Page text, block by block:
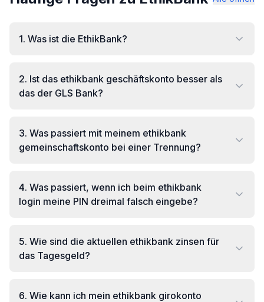
1. Was ist die EthikBank?
2. Ist das ethikbank geschäftskonto besser als
das der GLS Bank?
3. Was passiert mit meinem ethikbank
gemeinschaftskonto bei einer Trennung?
4. Was passiert, wenn ich beim ethikbank
login meine PIN dreimal falsch eingebe?
5. Wie sind die aktuellen ethikbank zinsen für
das Tagesgeld?
6. Wie kann ich mein ethikbank girokonto